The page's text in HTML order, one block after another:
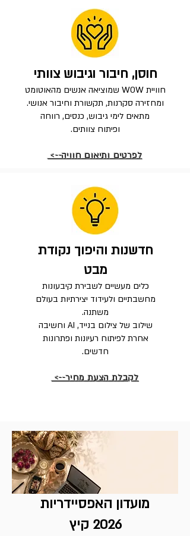
חוסן, חיבור וגיבוש צוותי
חוויית WOW שמוציאה אנשים מהאוטומט
ומחזירה סקרנות, תקשורת וחיבור אנושי.
מתאים לימי גיבוש, כנסים, רווחה
ופיתוח צוותים.
לפרטים ותיאום חוויה-->
חדשנות והיפוך נקודת
מבט
כלים מעשיים לשבירת קיבעונות
מחשבתיים ולעידוד יצירתיות בעולם
משתנה.
שילוב של צילום בנייד, AI וחשיבה
אחרת לפיתוח רעיונות ופתרונות
חדשים.
לקבלת הצעת מחיר-->
מועדון האפסיידריות
2026 קיץ